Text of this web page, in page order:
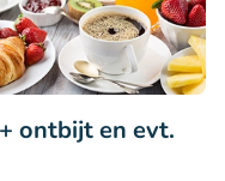
ontbijt en evt.